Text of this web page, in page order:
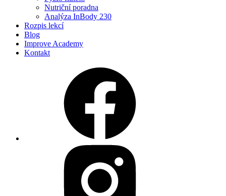
Nutriční poradna
Analýza InBody 230
Rozpis lekcí
Blog
Improve Academy
Kontakt